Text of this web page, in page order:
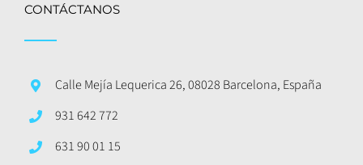
CONTÁCTANOS
Calle Mejía Lequerica 26, 08028 Barcelona, España
931 642 772
631 90 01 15